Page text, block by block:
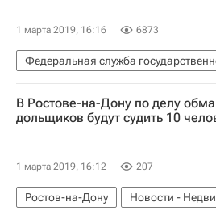
1 марта 2019, 16:16 6873
Новости - Недвижимость
В Ростове-на-Дону по делу
дольщиков будут судить 10
1 марта 2019, 16:12 207
Ростов-на-Дону
Новости -